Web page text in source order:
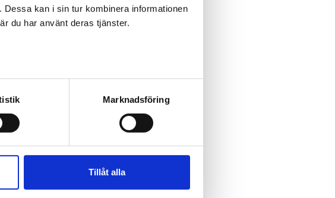
kan i sin tur kombinera informationen
du har använt deras tjänster.
Marknadsföring
Tillåt alla
på grund av en störning, vänligen
rättas till i efterhand.